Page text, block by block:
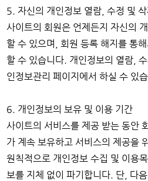
5. 자신의 개인정보 열람, 수정 및 삭
사이트의 회원은 언제든지 자신의
할 수 있으며, 회원 등록 해지를 통
할 수 있습니다. 개인정보의 열람,
인정보관리 페이지에서 하실 수 있
6. 개인정보의 보유 및 이용 기간
사이트의 서비스를 제공 받는 동안
가 계속 보유하고 서비스의 제공을
원칙적으로 개인정보 수집 및 이용
보를 지체 없이 파기합니다. 단, 다